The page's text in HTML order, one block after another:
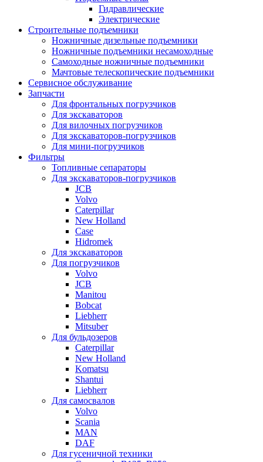
Гидравлические
Электрические
Строительные подъемники
Ножничные дизельные подъемники
Ножничные подъемники несамоходные
Самоходные ножничные подъемники
Мачтовые телескопические подъемники
Сервисное обслуживание
Запчасти
Для фронтальных погрузчиков
Для экскаваторов
Для вилочных погрузчиков
Для экскаваторов-погрузчиков
Для мини-погрузчиков
Фильтры
Топливные сепараторы
Для экскаваторов-погрузчиков
JCB
Volvo
Caterpillar
New Holland
Case
Hidromek
Для экскаваторов
Для погрузчиков
Volvo
JCB
Manitou
Bobcat
Liebherr
Mitsuber
Для бульдозеров
Caterpillar
New Holland
Komatsu
Shantui
Liebherr
Для самосвалов
Volvo
Scania
MAN
DAF
Для гусеничной техники